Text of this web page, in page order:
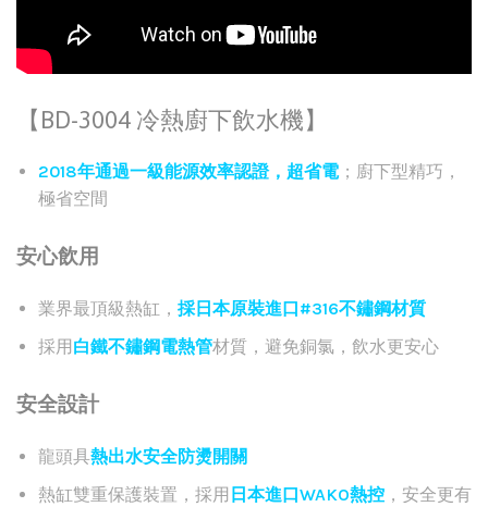
【BD-3004 冷熱廚下飲水機】
2018年通過一級能源效率認證，超省電；廚下型精巧，
極省空間
安心飲用
業界最頂級熱缸， 採日本原裝進口#316不鏽鋼材質
採用 白鐵不鏽鋼電熱管材質，避免銅氯，飲水更安心
安全設計
龍頭具熱出水安全防燙開關
熱缸雙重保護裝置，採用 日本進口WAKO熱控 ，安全更有